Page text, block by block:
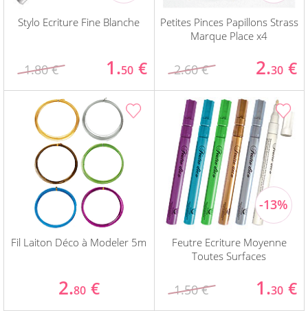
Stylo Ecriture Fine Blanche
1.80 € 1.50 €
Petites Pinces Papillons Strass
Marque Place x4
2.60 € 2.30 €
Fil Laiton Déco à Modeler 5m
2.80 €
Feutre Ecriture Moyenne
Toutes Surfaces
1.50 € 1.30 €